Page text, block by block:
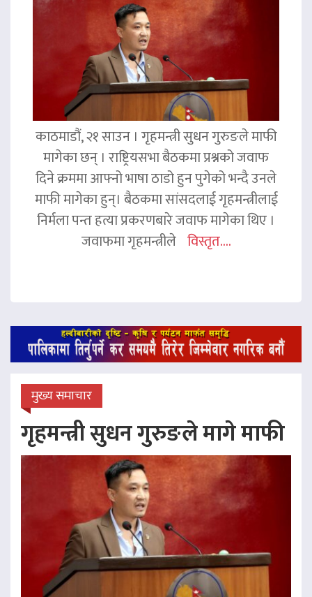
काठमाडौं, २१ साउन । गृहमन्त्री सुधन गुरुङले माफी
मागेका छन् । राष्ट्रियसभा बैठकमा प्रश्नको जवाफ
दिने क्रममा आफ्नो भाषा ठाडो हुन पुगेको भन्दै उनले
माफी मागेका हुन्। बैठकमा सांसदलाई गृहमन्त्रीलाई
निर्मला पन्त हत्या प्रकरणबारे जवाफ मागेका थिए ।
जवाफमा गृहमन्त्रीले विस्तृत....
मुख्य समाचार
गृहमन्त्री सुधन गुरुङले मागे माफी